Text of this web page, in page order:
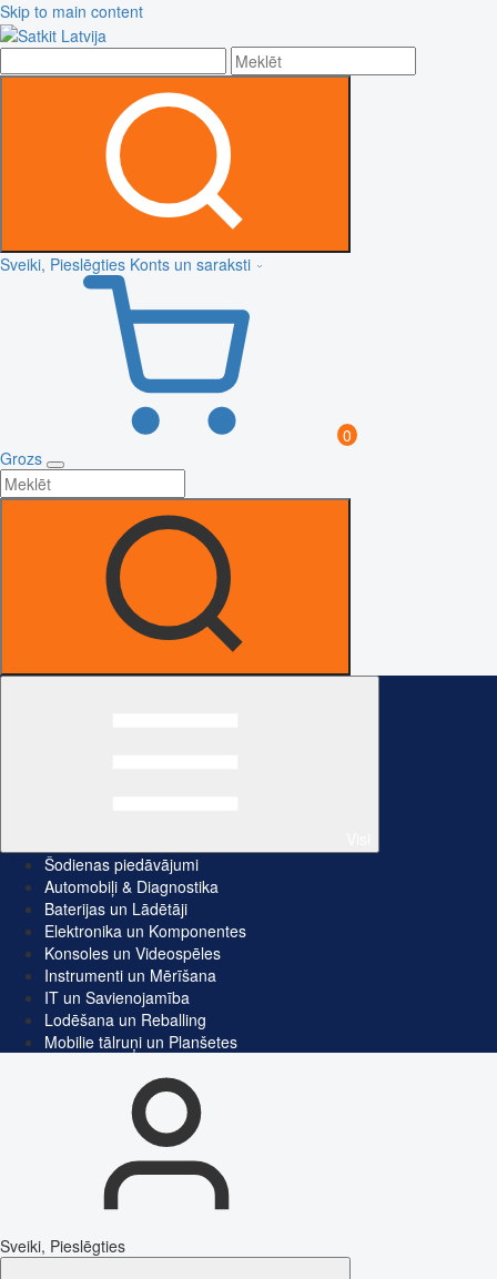
Skip to main content
Sveiki, Pieslēgties Konts un saraksti
0
Grozs
Šodienas piedāvājumi
Automobiļi & Diagnostika
Baterijas un Lādētāji
Elektronika un Komponentes
Konsoles un Videospēles
Instrumenti un Mērīšana
IT un Savienojamība
Lodēšana un Reballing
Mobilie tālruņi un Planšetes
Sveiki, Pieslēgties